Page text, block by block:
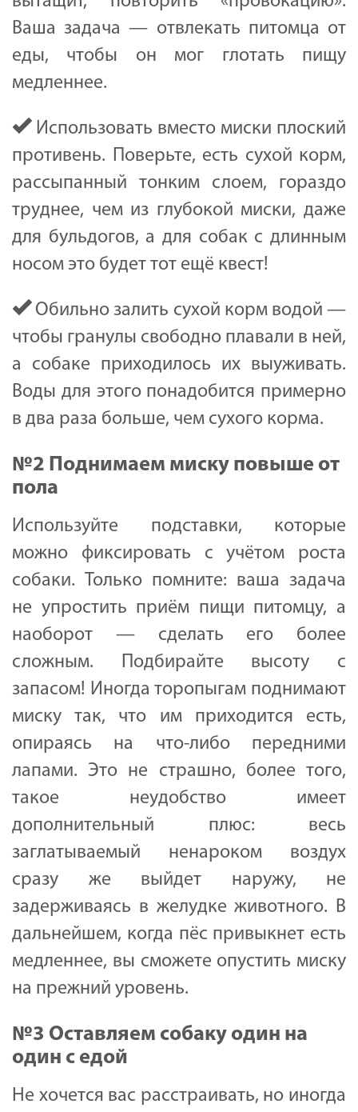
Ваша задача — отвлекать питомца от
еды, чтобы он мог глотать пищу
медленнее.
Использовать вместо миски плоский
противень. Поверьте, есть сухой корм,
рассыпанный тонким слоем, гораздо
труднее, чем из глубокой миски, даже
для бульдогов, а для собак с длинным
носом это будет тот ещё квест!
Обильно залить сухой корм водой —
чтобы гранулы свободно плавали в ней,
а собаке приходилось их выуживать.
Воды для этого понадобится примерно
в два раза больше, чем сухого корма.
№2 Поднимаем миску повыше от
пола
Используйте подставки, которые
можно фиксировать с учётом роста
собаки. Только помните: ваша задача
не упростить приём пищи питомцу, а
наоборот — сделать его более
сложным. Подбирайте высоту с
запасом! Иногда торопыгам поднимают
миску так, что им приходится есть,
опираясь на что-либо передними
лапами. Это не страшно, более того,
такое неудобство имеет
дополнительный плюс: весь
заглатываемый ненароком воздух
сразу же выйдет наружу, не
задерживаясь в желудке животного. В
дальнейшем, когда пёс привыкнет есть
медленнее, вы сможете опустить миску
на прежний уровень.
№3 Оставляем собаку один на
один с едой
Не хочется вас расстраивать, но иногда